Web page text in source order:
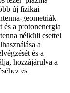
új fizikai
geometriák
a protonenergia
nélküli esettel
a
és a
hozzájárulva a
és